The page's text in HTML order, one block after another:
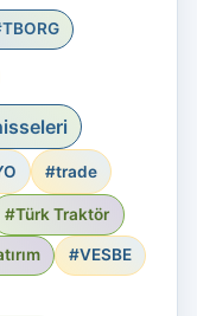
#trade
#Türk Traktör
#VESBE